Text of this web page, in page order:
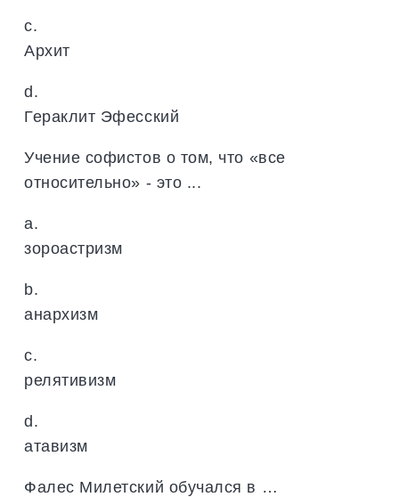
c.
Архит
d.
Гераклит Эфесский
Учение софистов о том, что «все
относительно» - это ...
a.
зороастризм
b.
анархизм
c.
релятивизм
d.
атавизм
Фалес Милетский обучался в …